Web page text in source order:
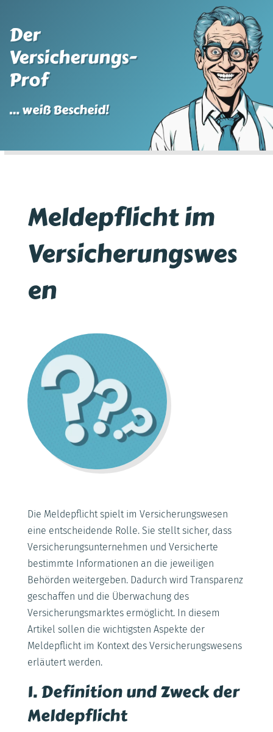
Der
Versicherungs-
Prof
… weiß Bescheid!
Meldepflicht im
Versicherungswes
en
Die Meldepflicht spielt im Versicherungswesen
eine entscheidende Rolle. Sie stellt sicher, dass
Versicherungsunternehmen und Versicherte
bestimmte Informationen an die jeweiligen
Behörden weitergeben. Dadurch wird Transparenz
geschaffen und die Überwachung des
Versicherungsmarktes ermöglicht. In diesem
Artikel sollen die wichtigsten Aspekte der
Meldepflicht im Kontext des Versicherungswesens
erläutert werden.
1. Definition und Zweck der
Meldepflicht